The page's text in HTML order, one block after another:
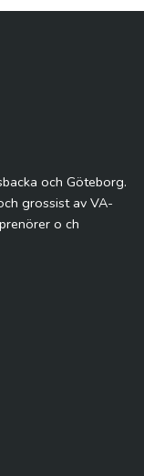
och Göteborg.
grossist av VA-
o ch